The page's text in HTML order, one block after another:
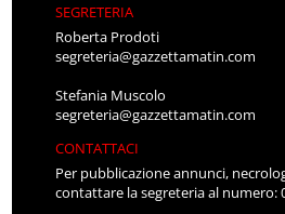
SEGRETERIA
Roberta Prodoti
segreteria@gazzettamatin.com
Stefania Muscolo
segreteria@gazzettamatin.com
CONTATTACI
Per pubblicazione annunci,
contattare la segreteria al numero: